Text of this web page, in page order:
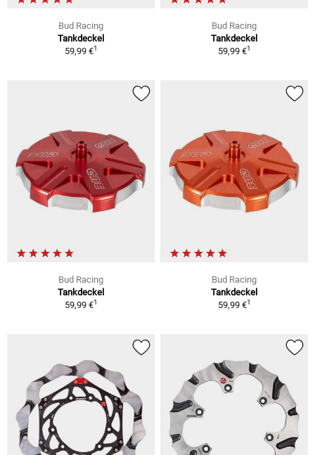
Bud Racing
Tankdeckel
59,99 €1
Bud Racing
Tankdeckel
59,99 €1
Bud Racing
Tankdeckel
59,99 €1
Bud Racing
Tankdeckel
59,99 €1